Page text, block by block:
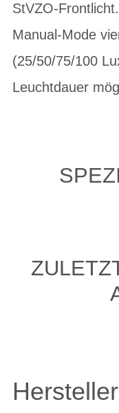
StVZO-
Manual-Mode
(25/50/75/100
Leuchtdauer
Hersteller